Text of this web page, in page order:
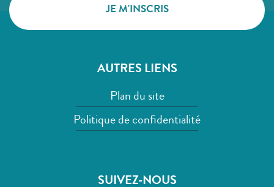
AUTRES LIENS
Plan du site
Politique de confidentialité
SUIVEZ-NOUS